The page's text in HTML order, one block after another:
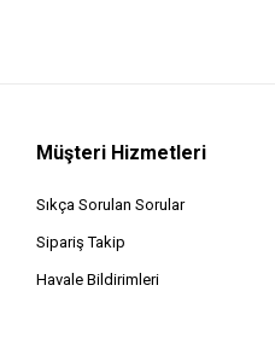
Müşteri Hizmetleri
Sıkça Sorulan Sorular
Sipariş Takip
Havale Bildirimleri